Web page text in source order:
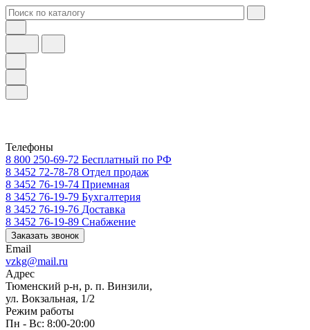
Телефоны
8 800 250-69-72 Бесплатный по РФ
8 3452 72-78-78 Отдел продаж
8 3452 76-19-74 Приемная
8 3452 76-19-79 Бухгалтерия
8 3452 76-19-76 Доставка
8 3452 76-19-89 Снабжение
Заказать звонок
Email
vzkg@mail.ru
Адрес
Тюменский р-н, р. п. Винзили,
ул. Вокзальная, 1/2
Режим работы
Пн - Вс: 8:00-20:00